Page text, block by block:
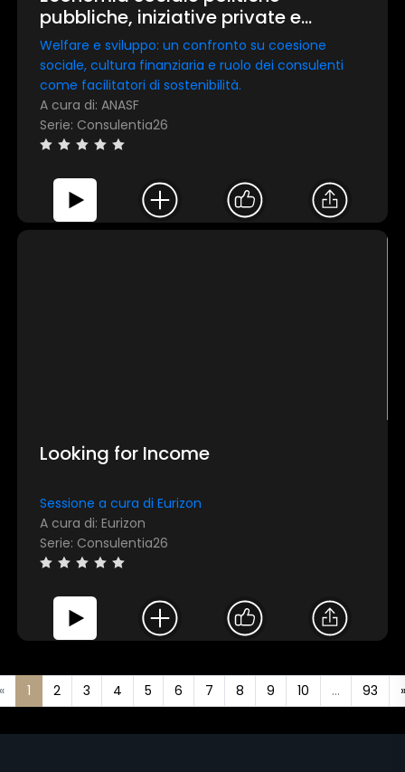
pubbliche, iniziative private e
professioni per un ecosistema più
inclusivo
Welfare e sviluppo: un confronto su coesione
sociale, cultura finanziaria e ruolo dei consulenti
come facilitatori di sostenibilità.
A cura di: ANASF
Serie: Consulentia26
Looking for Income
Sessione a cura di Eurizon
A cura di: Eurizon
Serie: Consulentia26
« 1 2 3 4 5 6 7 8 9 10 ... 93 »